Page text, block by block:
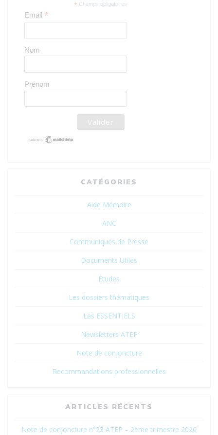
* Champs obligatoires
Email *
Nom
Prénom
CATÉGORIES
Aide Mémoire
ANC
Communiqués de Presse
Documents Utiles
Études
Les dossiers thématiques
Les ESSENTIELS
Newsletters ATEP
Note de conjoncture
Recommandations professionnelles
ARTICLES RÉCENTS
Note de conjoncture n°23 ATEP – 2ème trimestre 2026